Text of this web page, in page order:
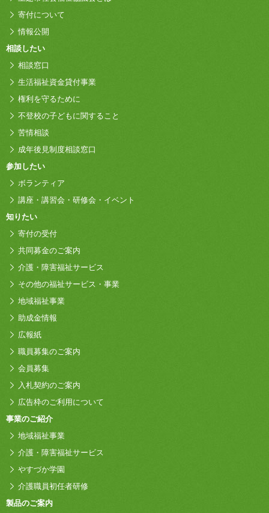
寄付について
情報公開
相談したい
相談窓口
生活福祉資金貸付事業
権利を守るために
不登校の子どもに関すること
苦情相談
成年後見制度相談窓口
参加したい
ボランティア
講座・講習会・研修会・イベント
知りたい
寄付の受付
共同募金のご案内
介護・障害福祉サービス
その他の福祉サービス・事業
地域福祉事業
助成金情報
広報紙
職員募集のご案内
会員募集
入札契約のご案内
広告枠のご利用について
事業のご紹介
地域福祉事業
介護・障害福祉サービス
やすづか学園
介護職員初任者研修
製品のご案内